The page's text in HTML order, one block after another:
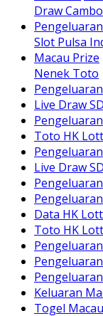
Draw
Slot Pulsa
Macau Prize
Nenek Toto
Live Draw
Toto HK
Live Draw
Data HK
Toto HK
Keluaran
Togel Macau